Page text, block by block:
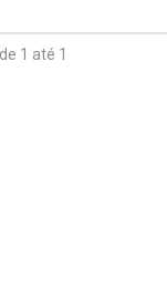
1 até 1